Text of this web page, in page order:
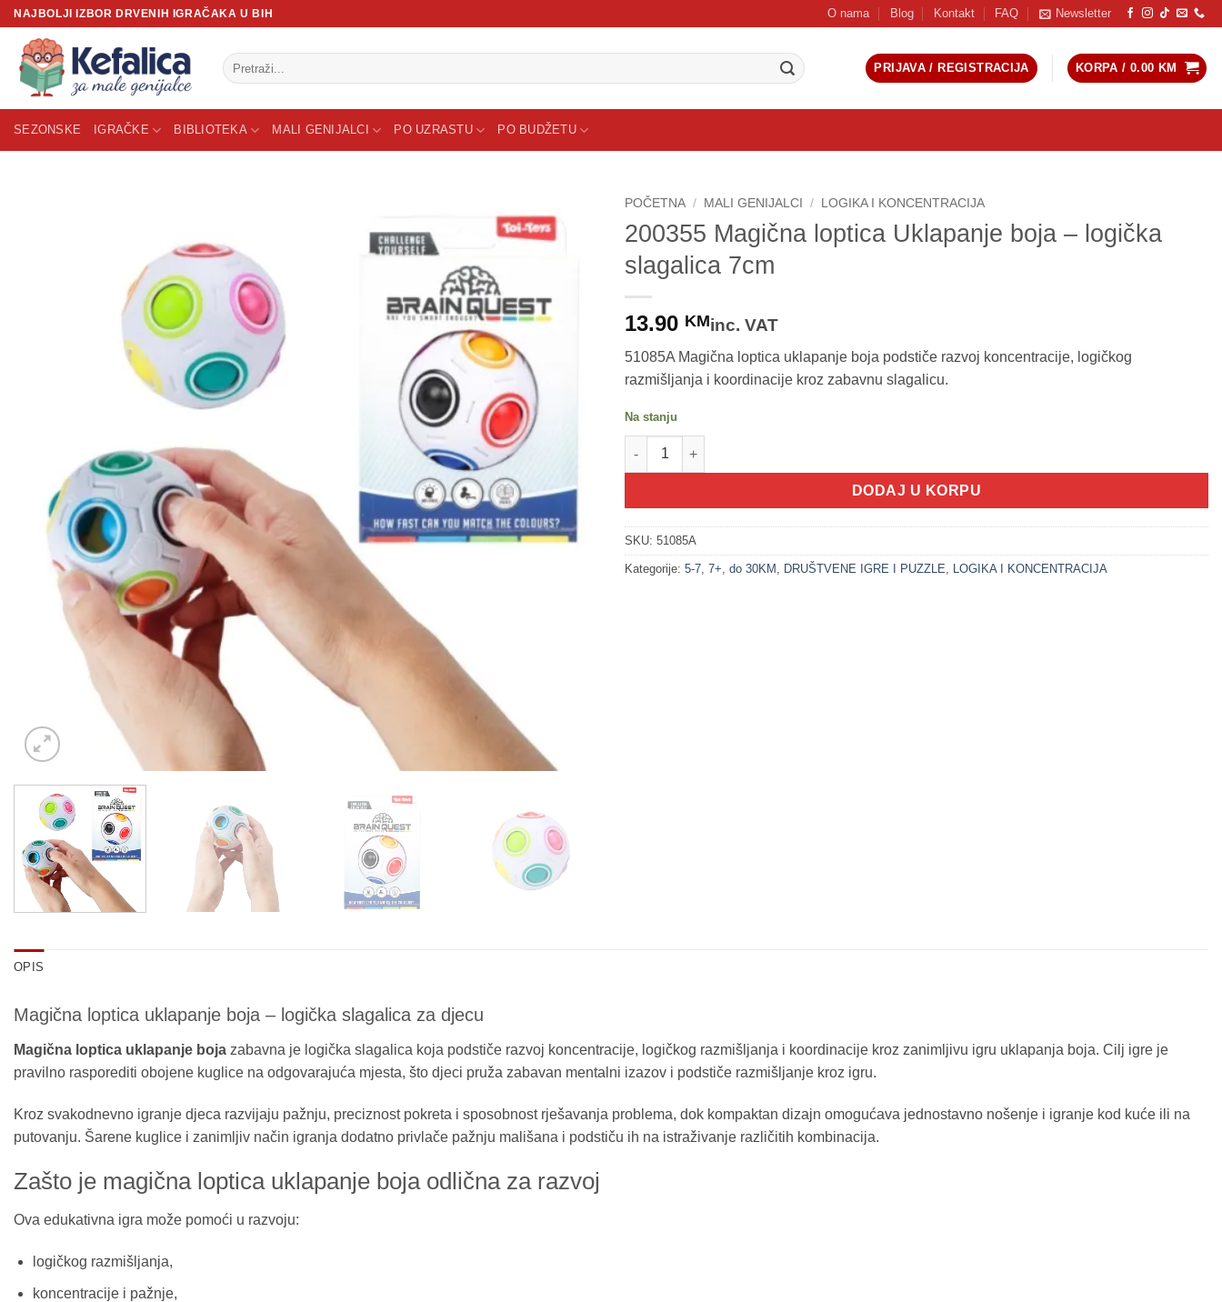
Skip
content
NAJBOLJI IZBOR DRVENIH IGRAČAKA U BIH O nama Blog Kontakt FAQ Newsletter
Pretraži:
PRIJAVA / REGISTRACIJA KORPA / 0.00 KM
SEZONSKE IGRAČKE BIBLIOTEKA MALI GENIJALCI PO UZRASTU PO BUDŽETU
POČETNA / MALI GENIJALCI / LOGIKA I KONCENTRACIJA
200355 Magična loptica Uklapanje boja – logička
slagalica 7cm
13.90 KMinc. VAT
51085A Magična loptica uklapanje boja podstiče razvoj koncentracije, logičkog
razmišljanja i koordinacije kroz zabavnu slagalicu.
Na stanju
200355 Magična loptica Uklapanje boja - logička slagalica 7cm količina
DODAJ U KORPU
SKU: 51085A
Kategorije: 5-7, 7+, do 30KM , DRUŠTVENE IGRE I PUZZLE, LOGIKA I KONCENTRACIJA
OPIS
Magična loptica uklapanje boja – logička slagalica za djecu
Magična loptica uklapanje boja zabavna je logička slagalica koja podstiče razvoj koncentracije, logičkog razmišljanja i koordinacije kroz zanimljivu igru uklapanja boja. Cilj igre je
pravilno rasporediti obojene kuglice na odgovarajuća mjesta, što djeci pruža zabavan mentalni izazov i podstiče razmišljanje kroz igru.
Kroz svakodnevno igranje djeca razvijaju pažnju, preciznost pokreta i sposobnost rješavanja problema, dok kompaktan dizajn omogućava jednostavno nošenje i igranje kod kuće ili na
putovanju. Šarene kuglice i zanimljiv način igranja dodatno privlače pažnju mališana i podstiču ih na istraživanje različitih kombinacija.
Zašto je magična loptica uklapanje boja odlična za razvoj
Ova edukativna igra može pomoći u razvoju:
logičkog razmišljanja,
koncentracije i pažnje,